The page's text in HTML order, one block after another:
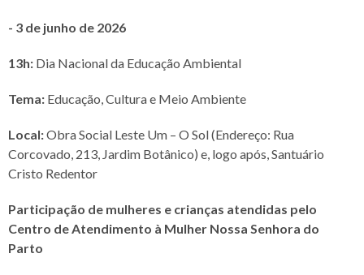
- 3 de junho de 2026
13h: Dia Nacional da Educação Ambiental
Tema: Educação, Cultura e Meio Ambiente
Local:Obra Social Leste Um – O Sol (Endereço: Rua
Corcovado, 213, Jardim Botânico) e, logo após, Santuário
Cristo Redentor
Participação de mulheres e crianças atendidas pelo
Centro de Atendimento à Mulher Nossa Senhora do
Parto